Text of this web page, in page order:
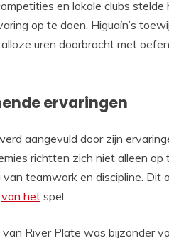
en lokale clubs
op te doen. Higuaín’s
uren doorbracht met
ervaringen
aangevuld door zijn
richtten zich niet alleen op
teamwork en discipline. Dit
van het spel.
van River Plate was bijzonder